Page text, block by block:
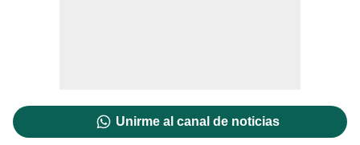
Unirme al canal de noticias